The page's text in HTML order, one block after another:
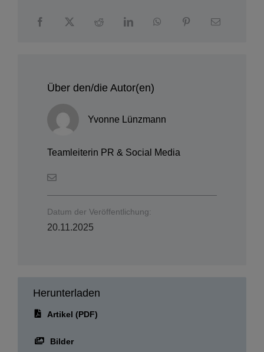
Über den/die Autor(en)
Yvonne Lünzmann
Teamleiterin PR & Social Media
Datum der Veröffentlichung:
20.11.2025
Herunterladen
Artikel (PDF)
Bilder